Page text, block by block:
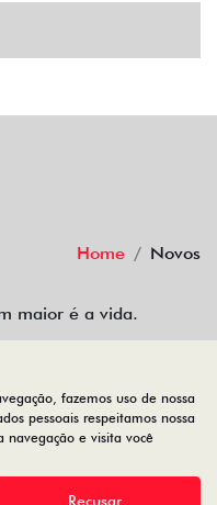
Home Novos
maior é a vida.
fazemos uso de nossa
pessoais respeitamos nossa
navegação e visita você
Recusar